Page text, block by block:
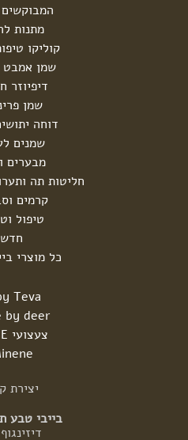
המבוקשים
מתנות
קוליקו
שמן אמבט
דיפיוזר
שמן
דוחה
שמנים
מבערים
חליטות תה
קרמים
טיפול
חדש
כל מוצרי
Teva
by deer
צעצועי HAPE
יצירת
בייבי טבע
דיזינגוף 231